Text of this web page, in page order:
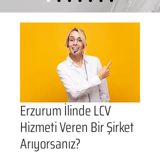
Erzurum İlinde LCV
Hizmeti Veren Bir Şirket
Arıyorsanız?